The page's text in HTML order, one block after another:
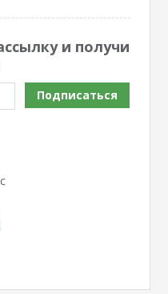
и получи
Подписаться